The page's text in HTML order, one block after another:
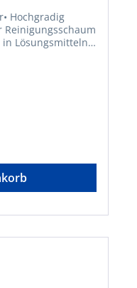
Hochgradig
Lösungsmitteln •
Kann bei
entzündbares
Solutions,
Fils, DE,